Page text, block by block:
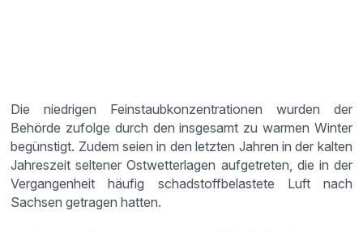
Die niedrigen Feinstaubkonzentrationen wurden der
Behörde zufolge durch den insgesamt zu warmen Winter
begünstigt. Zudem seien in den letzten Jahren in der kalten
Jahreszeit seltener Ostwetterlagen aufgetreten, die in der
Vergangenheit häufig schadstoffbelastete Luft nach
Sachsen getragen hatten.